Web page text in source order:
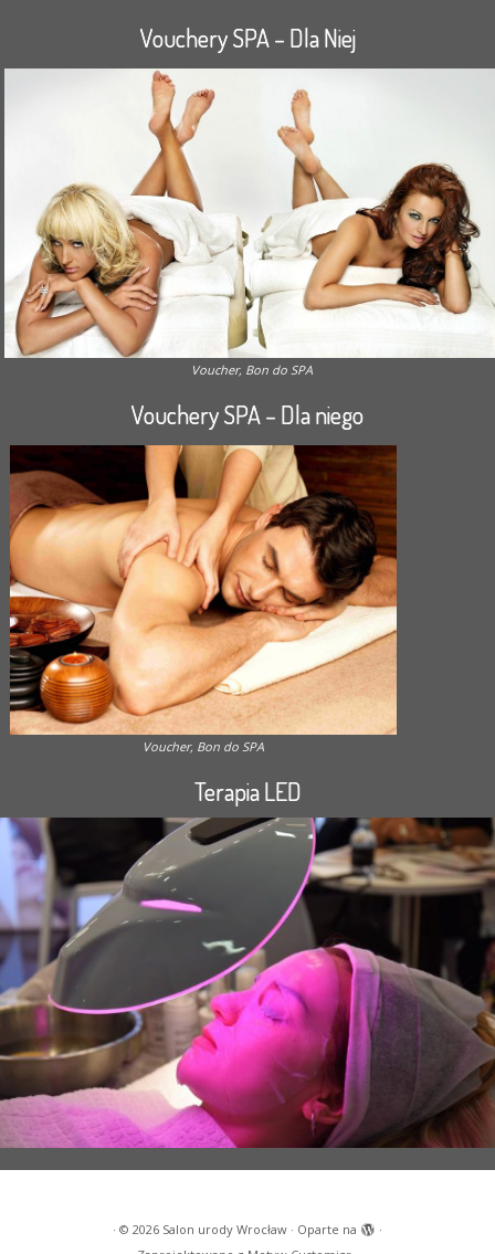
Vouchery SPA – Dla Niej
Voucher, Bon do SPA
Vouchery SPA – Dla niego
Voucher, Bon do SPA
Terapia LED
· © 2026 Salon urody Wrocław · Oparte na
·